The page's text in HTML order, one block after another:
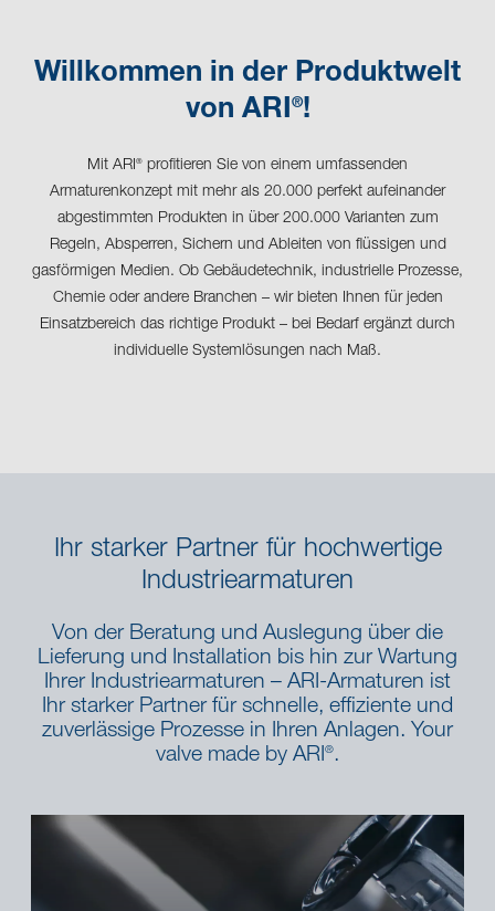
Willkommen in der Produktwelt
von ARI®!
Mit ARI®
profitieren Sie von einem umfassenden
Armaturenkonzept mit mehr als 20.000 perfekt aufeinander
abgestimmten Produkten in über 200.000 Varianten zum
Regeln, Absperren, Sichern und Ableiten von flüssigen und
gasförmigen Medien. Ob Gebäudetechnik, industrielle Prozesse,
Chemie oder andere Branchen – wir bieten Ihnen für jeden
Einsatzbereich das richtige Produkt – bei Bedarf ergänzt durch
individuelle Systemlösungen nach Maß.
Ihr starker Partner für hochwertige
Industriearmaturen
Von der Beratung und Auslegung über die
Lieferung und Installation bis hin zur Wartung
Ihrer Industriearmaturen – ARI-Armaturen ist
Ihr starker Partner für schnelle, effiziente und
zuverlässige Prozesse in Ihren Anlagen. Your
valve made by ARI® .